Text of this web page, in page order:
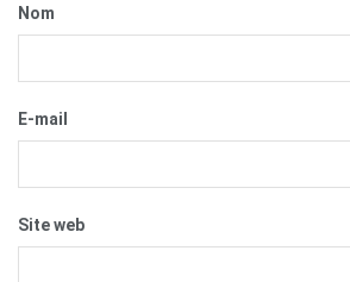
Nom
E-mail
Site web